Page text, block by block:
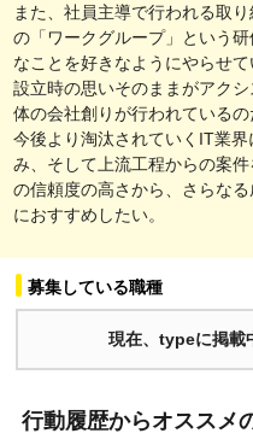
また、社員主導で行われる取
の「ワークグループ」という
なことを好きなようにやらせ
設立時の思いそのままがアク
体の会社創りが行われているの
今後より淘汰されていくIT業
み、そして上流工程からの案
の信頼度の高さから、さらな
におすすめしたい。
募集している職種
現在、typeに掲載
行動履歴からオススメ